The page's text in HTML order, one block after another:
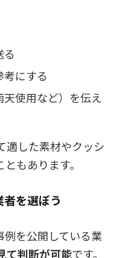
にする
使用など）を伝え
適した素材やクッシ
もあります。
を選ぼう
例を公開している業
て判断が可能です。